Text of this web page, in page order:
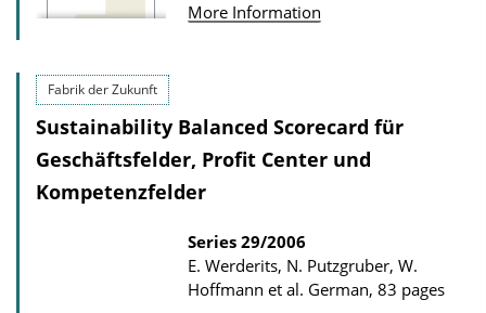
u
i
i
o
n
More Information
Fabrik der Zukunft
Sustainability Balanced Scorecard für
Geschäftsfelder, Profit Center und
Kompetenzfelder
Series 29/2006
E. Werderits, N. Putzgruber, W.
Hoffmann et al. German, 83 pages